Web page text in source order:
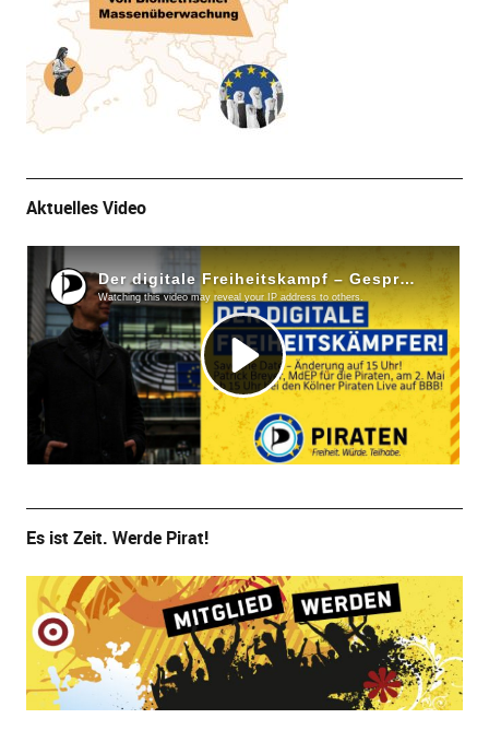
Aktuelles Video
Es ist Zeit. Werde Pirat!